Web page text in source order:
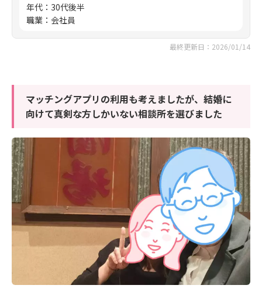
年代 ： 30代後半
職業 ： 会社員
最終更新日：2026/01/14
マッチングアプリの利用も考えましたが、結婚に
向けて真剣な方しかいない相談所を選びました